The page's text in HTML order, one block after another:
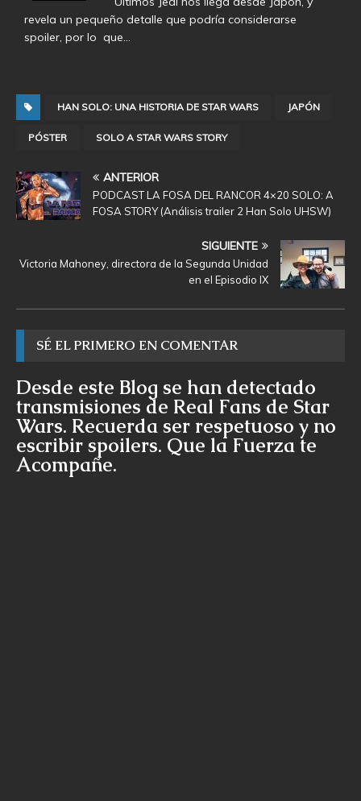
revela un pequeño detalle que podría considerarse
spoiler, por lo que…
HAN SOLO: UNA HISTORIA DE STAR WARS JAPÓN
PÓSTER SOLO A STAR WARS STORY
ANTERIOR
PODCAST LA FOSA DEL RANCOR 4×20 SOLO: A
FOSA STORY (Análisis trailer 2 Han Solo UHSW)
SIGUIENTE
Victoria Mahoney, directora de la Segunda Unidad
en el Episodio IX
SÉ EL PRIMERO EN COMENTAR
Desde este Blog se han detectado
transmisiones de Real Fans de Star
Wars. Recuerda ser respetuoso y no
escribir spoilers. Que la Fuerza te
Acompañe.